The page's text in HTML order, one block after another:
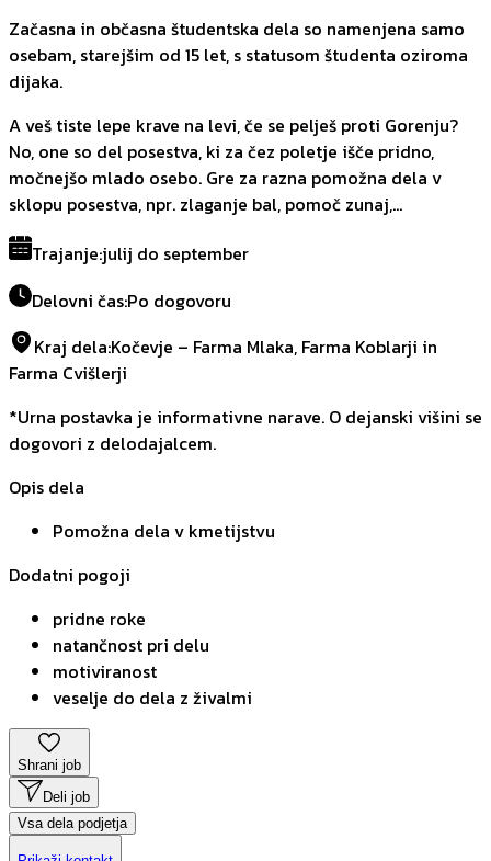
Začasna in občasna študentska dela so namenjena samo
osebam, starejšim od 15 let, s statusom študenta oziroma
dijaka.
A veš tiste lepe krave na levi, če se pelješ proti Gorenju?
No, one so del posestva, ki za čez poletje išče pridno,
močnejšo mlado osebo. Gre za razna pomožna dela v
sklopu posestva, npr. zlaganje bal, pomoč zunaj,...
Trajanje:julij do september
Delovni čas:Po dogovoru
Kraj dela:Kočevje – Farma Mlaka, Farma Koblarji in
Farma Cvišlerji
*Urna postavka je informativne narave. O dejanski višini se
dogovori z delodajalcem.
Opis dela
Pomožna dela v kmetijstvu
Dodatni pogoji
pridne roke
natančnost pri delu
motiviranost
veselje do dela z živalmi
Shrani job
Deli job
Vsa dela podjetja